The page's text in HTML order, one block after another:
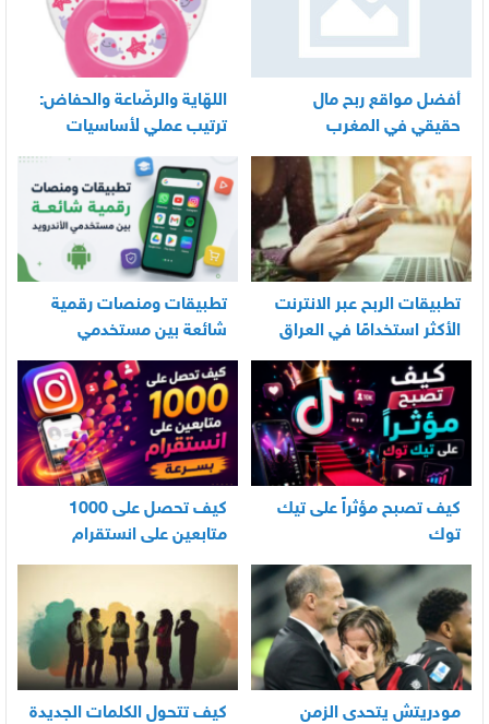
أفضل مواقع ربح مال
حقيقي في المغرب
اللهّاية والرضّاعة والحفاض:
ترتيب عملي لأساسيات
العناية اليومية بالرضيع
تطبيقات الربح عبر الانترنت
الأكثر استخدامًا في العراق
تطبيقات ومنصات رقمية
شائعة بين مستخدمي
الأندرويد
كيف تصبح مؤثراً على تيك
توك
كيف تحصل على 1000
متابعين على انستقرام
بسرعة
مودريتش يتحدى الزمن كيف تتحول الكلمات الجديدة